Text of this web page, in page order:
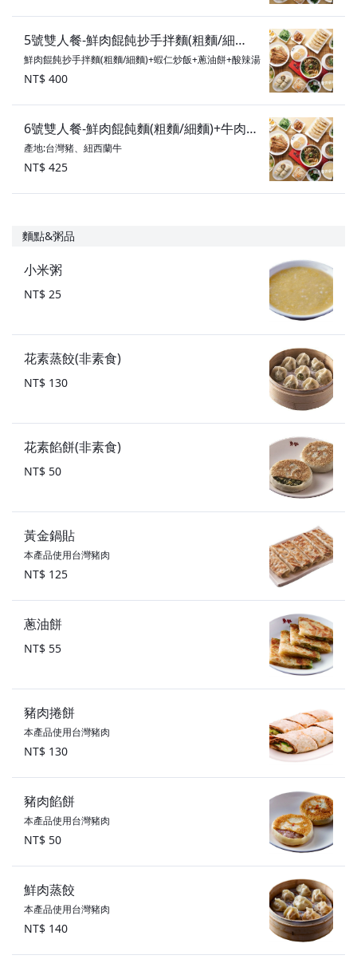
5號雙人餐-鮮肉餛飩抄手拌麵(粗麵/細
麵)+蝦仁炒飯+蔥油餅+酸辣湯
鮮肉餛飩抄手拌麵(粗麵/細麵)+蝦仁炒飯+蔥油餅+酸辣湯
NT$ 400
6號雙人餐-鮮肉餛飩麵(粗麵/細麵)+牛肉炒
飯+蔥油餅+燙青菜
產地:台灣豬、紐西蘭牛
NT$ 425
麵點&粥品
小米粥
NT$ 25
花素蒸餃(非素食)
NT$ 130
花素餡餅(非素食)
NT$ 50
黃金鍋貼
本產品使用台灣豬肉
NT$ 125
蔥油餅
NT$ 55
豬肉捲餅
本產品使用台灣豬肉
NT$ 130
豬肉餡餅
本產品使用台灣豬肉
NT$ 50
鮮肉蒸餃
本產品使用台灣豬肉
NT$ 140